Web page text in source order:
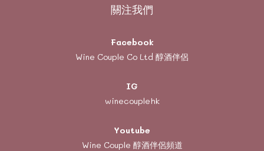
關注我們
Facebook
Wine Couple Co Ltd 醇酒伴侶
IG
winecouplehk
Youtube
Wine Couple 醇酒伴侶頻道